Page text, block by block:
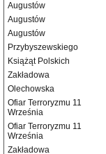
Augustów
Augustów
Augustów
Przybyszewskiego
Książąt Polskich
Zakładowa
Olechowska
Ofiar Terroryzmu 11
Września
Ofiar Terroryzmu 11
Września
Zakładowa